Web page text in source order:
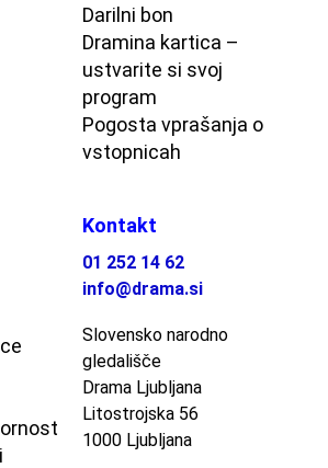
Darilni bon
Dramina kartica –
ustvarite si svoj
program
Pogosta vprašanja o
vstopnicah
Kontakt
01 252 14 62
info@drama.si
Slovensko narodno
gledališče
Drama Ljubljana
Litostrojska 56
1000 Ljubljana